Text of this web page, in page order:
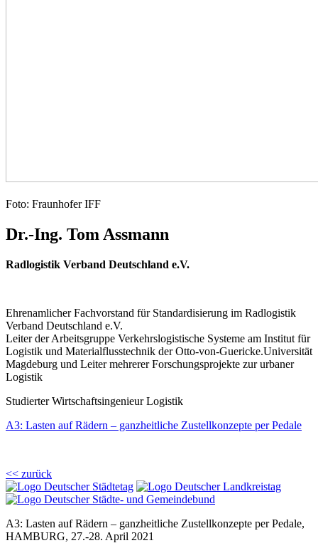
Foto: Fraunhofer IFF
Dr.-Ing. Tom Assmann
Radlogistik Verband Deutschland e.V.
Ehrenamlicher Fachvorstand für Standardisierung im Radlogistik
Verband Deutschland e.V.
Leiter der Arbeitsgruppe Verkehrslogistische Systeme am Institut für
Logistik und Materialflusstechnik der Otto-von-Guericke.Universität
Magdeburg und Leiter mehrerer Forschungsprojekte zur urbaner
Logistik
Studierter Wirtschaftsingenieur Logistik
A3: Lasten auf Rädern – ganzheitliche Zustellkonzepte per Pedale
<< zurück
A3: Lasten auf Rädern – ganzheitliche Zustellkonzepte per Pedale,
HAMBURG, 27.-28. April 2021